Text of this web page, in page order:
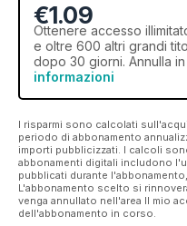
€1.09
Ottenere accesso
e oltre 600 altri grandi
dopo 30 giorni. Annulla
informazioni
I risparmi sono calcolati
periodo di abbonamento
importi pubblicizzati. I calcoli
abbonamenti digitali includono
pubblicati durante
L'abbonamento scelto si
venga annullato nell'area Il mio
dell'abbonamento in corso.